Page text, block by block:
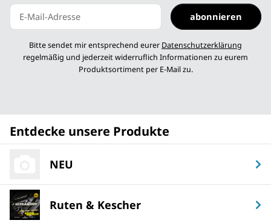
abonnieren
Bitte sendet mir entsprechend eurer Datenschutzerklärung
regelmäßig und jederzeit widerruflich Informationen zu eurem
Produktsortiment per E-Mail zu.
Entdecke unsere Produkte
NEU
Ruten & Kescher